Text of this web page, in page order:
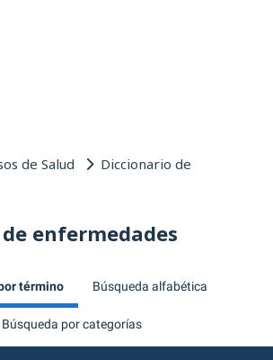
de Salud Diccionario de
enfermedades
término Búsqueda alfabética
Búsqueda por categorías